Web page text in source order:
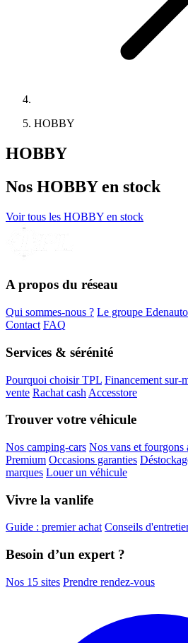
HOBBY
HOBBY
Nos HOBBYen stock
Voir tous les HOBBY en stock
A propos du réseau
Qui sommes-nous ? Le groupe Edenauto
Contact FAQ
Services & sérénité
Pourquoi choisir TPL Financement sur-
vente Rachat cash Accesstore
Trouver votre véhicule
Nos camping-cars Nos vans et fourgons
Premium Occasions garanties
marques Louer un véhicule
Vivre la vanlife
Guide : premier achat Conseils
Besoin d’un expert ?
Nos 15 sites Prendre rendez-vous